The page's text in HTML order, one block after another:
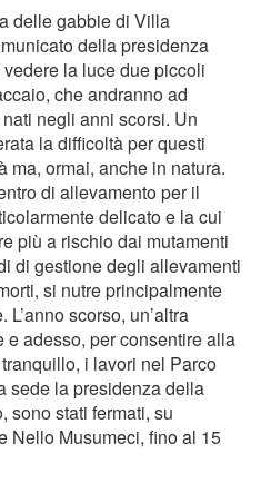
delle gabbie di Villa
della presidenza
la luce due piccoli
che andranno ad
negli anni scorsi. Un
la difficoltà per questi
ma, ormai, anche in natura.
di allevamento per il
delicato e la cui
più a rischio dai mutamenti
di gestione degli allevamenti
si nutre principalmente
scorso, un’altra
adesso, per consentire alla
i lavori nel Parco
sede la presidenza della
sono stati fermati, su
Nello Musumeci, fino al 15